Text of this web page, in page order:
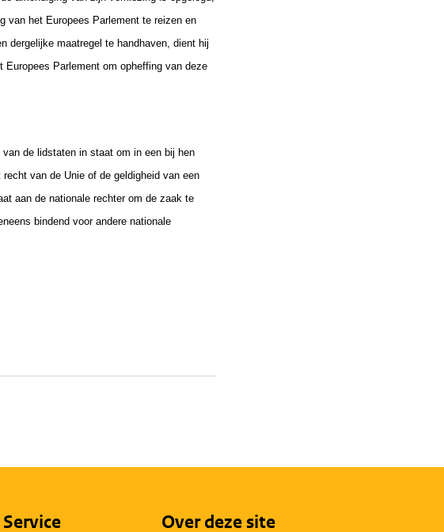
van het Europees Parlement te reizen en
dergelijke maatregel te handhaven, dient hij
Parlement om opheffing van deze
de lidstaten in staat om in een bij hen
van de Unie of de geldigheid van een
aan de nationale rechter om de zaak te
bindend voor andere nationale
Service Over deze site